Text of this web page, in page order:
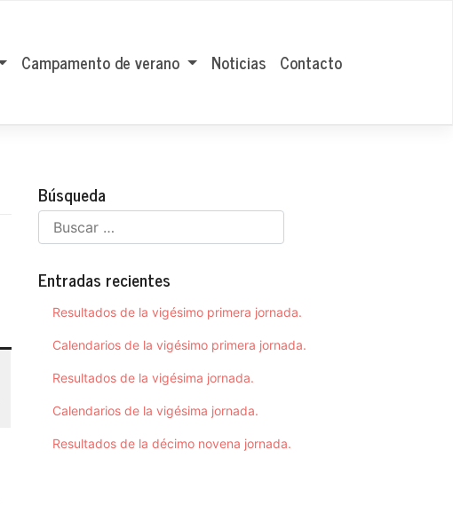
Campamento de verano Noticias Contacto
Búsqueda
Entradas recientes
Resultados de la vigésimo primera jornada.
Calendarios de la vigésimo primera jornada.
Resultados de la vigésima jornada.
Calendarios de la vigésima jornada.
Resultados de la décimo novena jornada.